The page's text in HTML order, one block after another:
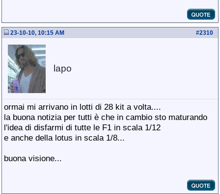
#2310
23-10-10, 10:15 AM
lapo
ormai mi arrivano in lotti di 28 kit a volta....
la buona notizia per tutti è che in cambio sto maturando
l'idea di disfarmi di tutte le F1 in scala 1/12
e anche della lotus in scala 1/8...
buona visione...